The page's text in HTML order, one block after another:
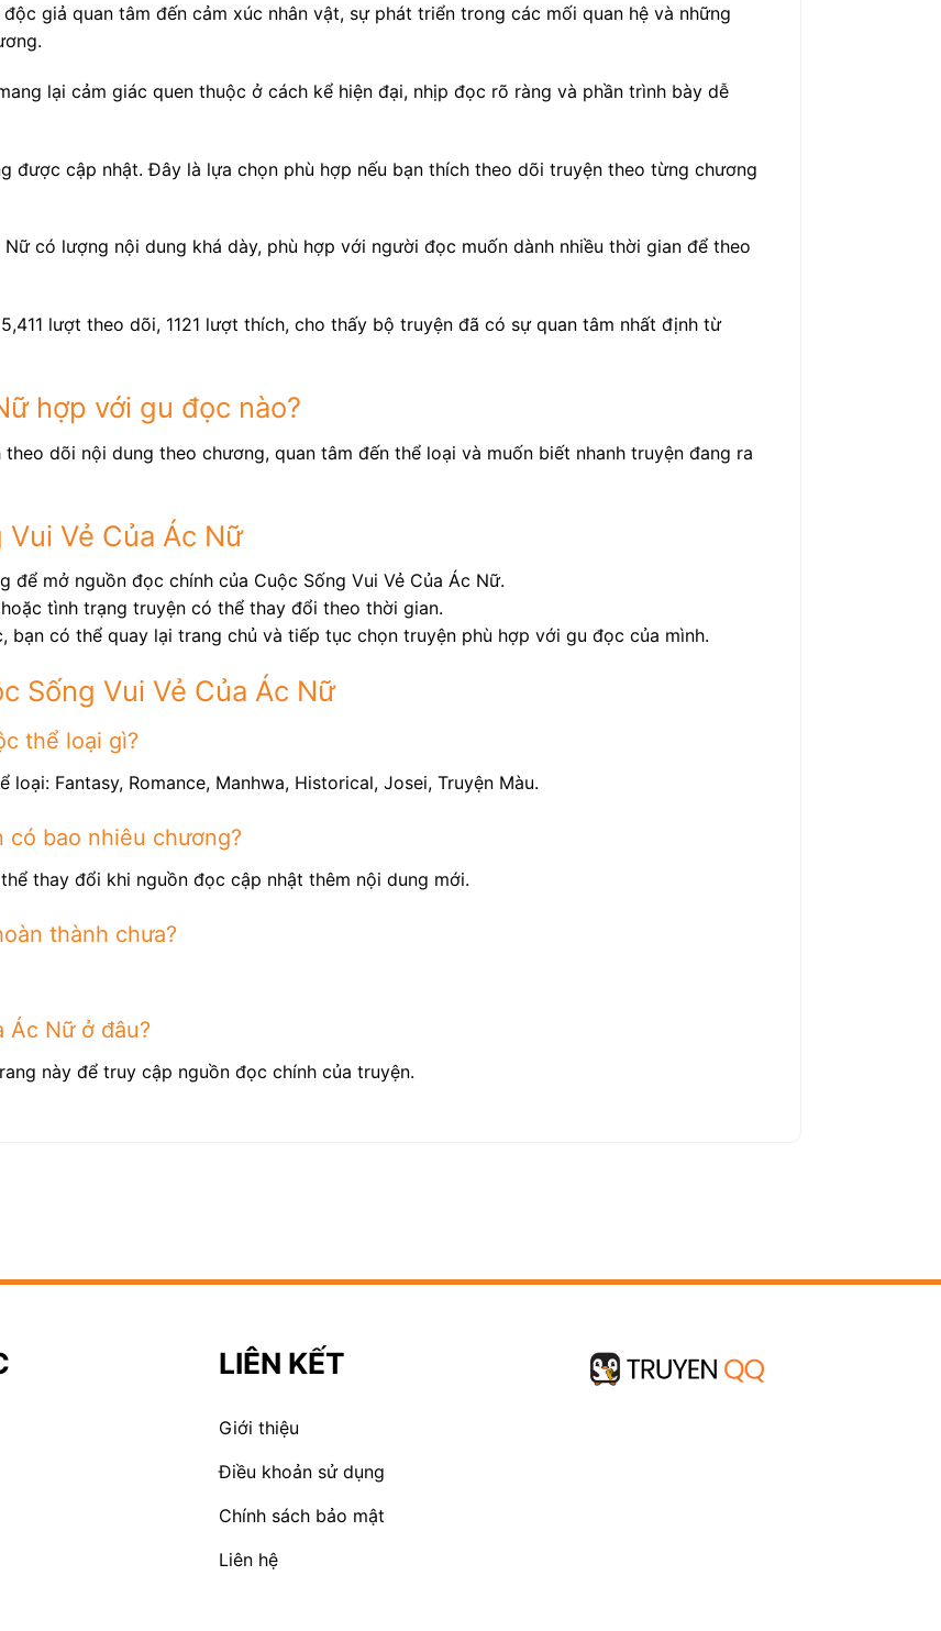
giả quan tâm đến cảm xúc nhân vật, sự phát triển trong các mối quan hệ và những
lại cảm giác quen thuộc ở cách kể hiện đại, nhịp đọc rõ ràng và phần trình bày dễ
được cập nhật. Đây là lựa chọn phù hợp nếu bạn thích theo dõi truyện theo từng chương
có lượng nội dung khá dày, phù hợp với người đọc muốn dành nhiều thời gian để theo
lượt theo dõi, 1121 lượt thích, cho thấy bộ truyện đã có sự quan tâm nhất định từ
hợp với gu đọc nào?
dõi nội dung theo chương, quan tâm đến thể loại và muốn biết nhanh truyện đang ra
Vẻ Của Ác Nữ
để mở nguồn đọc chính của Cuộc Sống Vui Vẻ Của Ác Nữ.
tình trạng truyện có thể thay đổi theo thời gian.
bạn có thể quay lại trang chủ và tiếp tục chọn truyện phù hợp với gu đọc của mình.
Sống Vui Vẻ Của Ác Nữ
thể loại gì?
Fantasy, Romance, Manhwa, Historical, Josei, Truyện Màu.
có bao nhiêu chương?
thay đổi khi nguồn đọc cập nhật thêm nội dung mới.
thành chưa?
Ác Nữ ở đâu?
này để truy cập nguồn đọc chính của truyện.
LIÊN KẾT
Giới thiệu
Điều khoản sử dụng
Chính sách bảo mật
Liên hệ